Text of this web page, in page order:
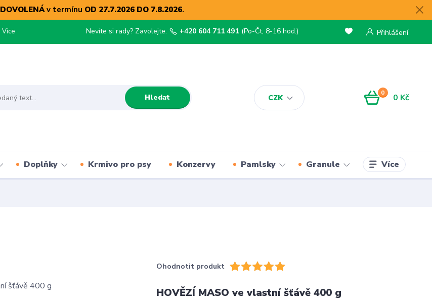
DOVOLENÁv termínu OD 27.7.2026 DO 7.8.2026.
Více
CZK
Přihlášení
Hledat
Nevíte si rady? Zavolejte. +420 604 711 491 (Po-Čt, 8-16 hod.)
0 0 Kč
Doplňky Krmivo pro psy Konzervy Pamlsky Granule Více
Ohodnotit produkt
HOVĚZÍ MASO ve vlastní šťávě 400 g